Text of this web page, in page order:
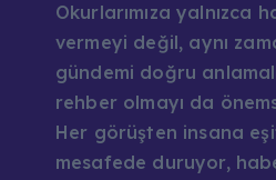
Okurlarımıza yalnızca
vermeyi değil, aynı
gündemi doğru
rehber olmayı da
Her görüşten insana
mesafede duruyor,